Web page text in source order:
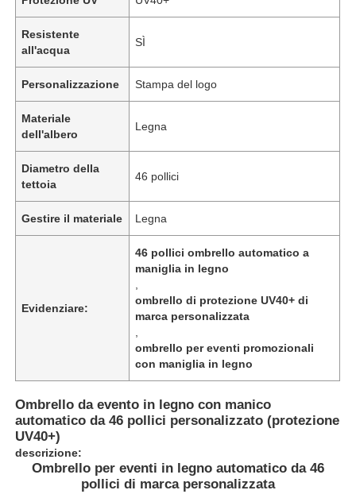
Resistente
all'acqua
SÌ
Personalizzazione Stampa del logo
Materiale
dell'albero
Legna
Diametro della
tettoia
46 pollici
Gestire il materiale Legna
Evidenziare:
46 pollici ombrello automatico a
maniglia in legno
ombrello di protezione UV40+ di
marca personalizzata
ombrello per eventi promozionali
con maniglia in legno
Ombrello da evento in legno con manico
automatico da 46 pollici personalizzato (protezione
UV40+)
descrizione:
Ombrello per eventi in legno automatico da 46
pollici di marca personalizzata